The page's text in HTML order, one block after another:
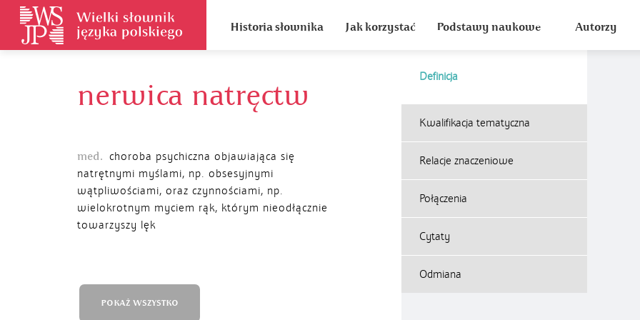
Historia słownika Jak korzystać Podstawy naukowe Autorzy
nerwica natręctw
Definicja
med. choroba psychiczna objawiająca się
natrętnymi myślami, np. obsesyjnymi
wątpliwościami, oraz czynnościami, np.
wielokrotnym myciem rąk, którym nieodłącznie
towarzyszy lęk
Kwalifikacja tematyczna
Relacje znaczeniowe
Połączenia
Cytaty
Odmiana
POKAŻ WSZYSTKO